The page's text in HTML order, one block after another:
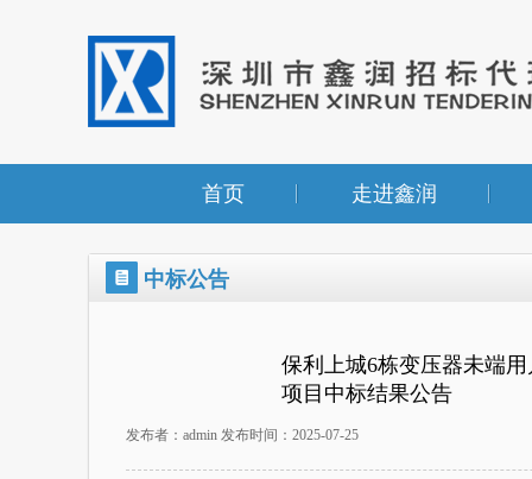
首页 走进鑫润
中标公告
保利上城6栋变压器未端
项目中标结果公告
发布者：admin 发布时间：2025-07-25